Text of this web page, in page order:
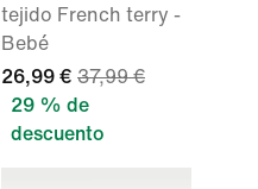
tejido French terry -
Bebé
26,99 € 37,99 €
29 % de
descuento